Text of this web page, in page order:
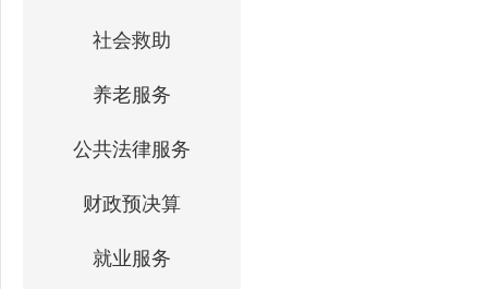
社会救助
养老服务
公共法律服务
财政预决算
就业服务